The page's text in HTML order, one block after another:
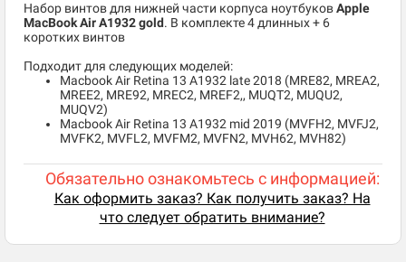
Набор винтов для нижней части корпуса ноутбуковApple
MacBook Air A1932 gold. В комплекте 4 длинных + 6
коротких винтов
Подходит для следующих моделей:
Macbook Air Retina 13 A1932 late 2018 (MRE82, MREA2,
MREE2, MRE92, MREC2, MREF2,, MUQT2, MUQU2,
MUQV2)
Macbook Air Retina 13 A1932 mid 2019 (MVFH2, MVFJ2,
MVFK2, MVFL2, MVFM2, MVFN2, MVH62, MVH82)
Обязательно ознакомьтесь с информацией:
Как оформить заказ? Как получить заказ? На
что следует обратить внимание?